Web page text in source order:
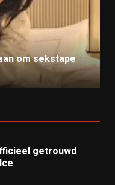
om sekstape
getrouwd